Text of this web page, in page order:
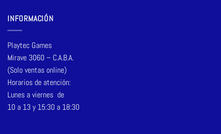
INFORMACIÓN
Playtec Games
Mirave 3060 – C.A.B.A.
(Solo ventas online)
Horarios de atención:
Lunes a viernes de
10 a 13 y 15:30 a 18:30